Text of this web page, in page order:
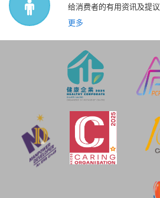
给消费者的有用资讯及提议
更多